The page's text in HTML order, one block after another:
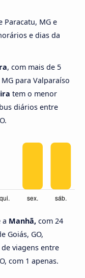
Paracatu, MG e
e dias da
, com mais de 5
para Valparaíso
tem o menor
diários entre
a Manhã, com 24
Goiás, GO,
viagens entre
com 1 apenas.